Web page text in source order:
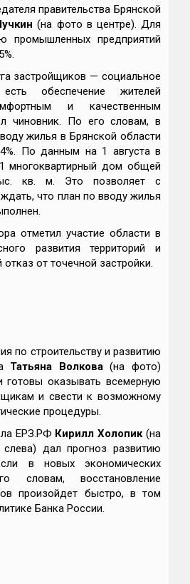
правительства Брянской
(на фото в центре). Для
промышленных предприятий
застройщиков — социальное
обеспечение жителей
и качественным
чиновник. По его словам, в
жилья в Брянской области
По данным на 1 августа в
многоквартирный дом общей
кв. м. Это позволяет с
что план по вводу жилья
отметил участие области в
развития территорий и
от точечной застройки.
по строительству и развитию
Татьяна Волкова(на фото)
готовы оказывать всемерную
и свести к возможному
процедуры.
ЕРЗ.РФ Кирилл Холопик(на
дал прогноз развитию
в новых экономических
словам, восстановление
произойдет быстро, в том
Банка России.